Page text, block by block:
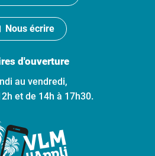
Nous écrire
d'ouverture
au vendredi,
et de 14h à 17h30.